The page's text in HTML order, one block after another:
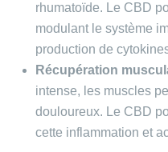
rhumatoïde. Le CBD
modulant le système
production de
Récupération
intense, les muscles
douloureux. Le CBD
cette inflammation et